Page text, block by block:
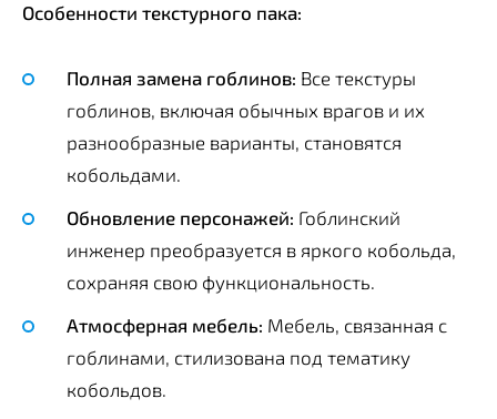
Особенности текстурного пака:
Полная замена гоблинов: Все текстуры
гоблинов, включая обычных врагов и их
разнообразные варианты, становятся
кобольдами.
Обновление персонажей: Гоблинский
инженер преобразуется в яркого кобольда,
сохраняя свою функциональность.
Атмосферная мебель: Мебель, связанная с
гоблинами, стилизована под тематику
кобольдов.